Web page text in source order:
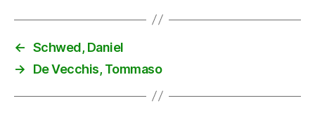
← Schwed, Daniel
→
De Vecchis, Tommaso